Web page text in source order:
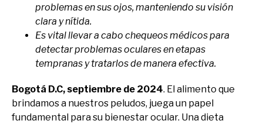
problemas en sus ojos, manteniendo su visión
clara y nítida.
Es vital llevar a cabo chequeos médicos para
detectar problemas oculares en etapas
tempranas y tratarlos de manera efectiva.
Bogotá D.C, septiembre de 2024. El alimento que
brindamos a nuestros peludos, juega un papel
fundamental para su bienestar ocular. Una dieta